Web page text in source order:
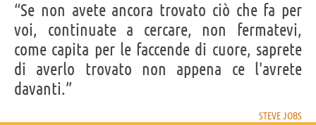
“Se non avete ancora trovato ciò che fa per
voi, continuate a cercare, non fermatevi,
come capita per le faccende di cuore, saprete
di averlo trovato non appena ce l'avrete
davanti.”
STEVE JOBS